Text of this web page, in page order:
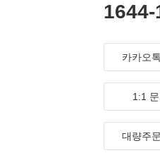
1644-
카카오
1:1
대량주